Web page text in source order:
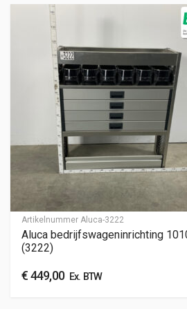
Artikelnummer Aluca-3222
Aluca bedrijfswageninrichting
(3222)
€449,00Ex. BTW